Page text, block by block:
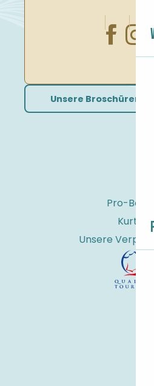
Unsere Broschüren
Pro-
Kurtaxe
Unsere